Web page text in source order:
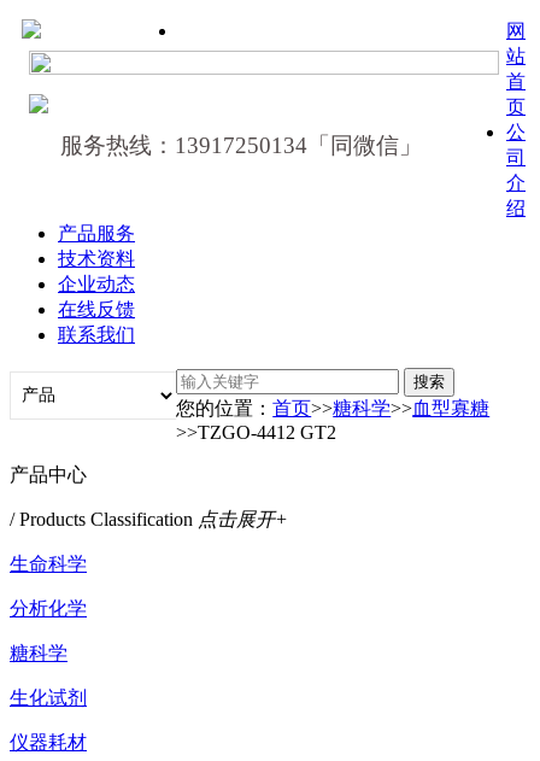
服务热线：13917250134「同微信」
网
站
首
页
公
司
介
绍
产品服务
技术资料
企业动态
在线反馈
联系我们
您的位置：首页>>糖科学>>血型寡糖
>>TZGO-4412 GT2
产品中心
/ Products Classification 点击展开+
生命科学
分析化学
糖科学
生化试剂
仪器耗材